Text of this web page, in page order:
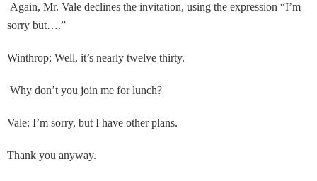
Again, Mr. Vale declines the invitation, using the expression “I’m
sorry but….”
Winthrop: Well, it’s nearly twelve thirty.
Why don’t you join me for lunch?
Vale: I’m sorry, but I have other plans.
Thank you anyway.